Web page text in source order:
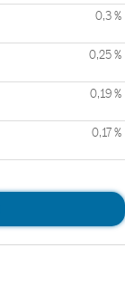
0,3 %
0,25 %
0,19 %
0,17 %